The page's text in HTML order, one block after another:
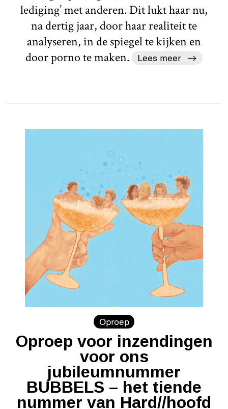
lediging’ met anderen. Dit lukt haar nu,
na dertig jaar, door haar realiteit te
analyseren, in de spiegel te kijken en
door porno te maken.
Lees meer
Oproep
Oproep voor inzendingen
voor ons
jubileumnummer
BUBBELS – het tiende
nummer van Hard//hoofd